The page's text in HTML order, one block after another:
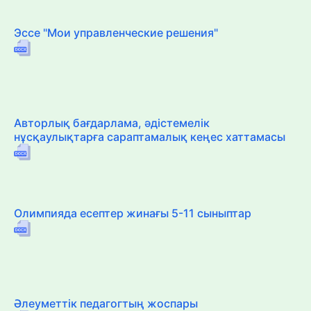
Эссе "Мои управленческие решения"
Авторлық бағдарлама, әдістемелік
нұсқаулықтарға сараптамалық кеңес хаттамасы
Олимпияда есептер жинағы 5-11 сыныптар
Әлеуметтік педагогтың жоспары